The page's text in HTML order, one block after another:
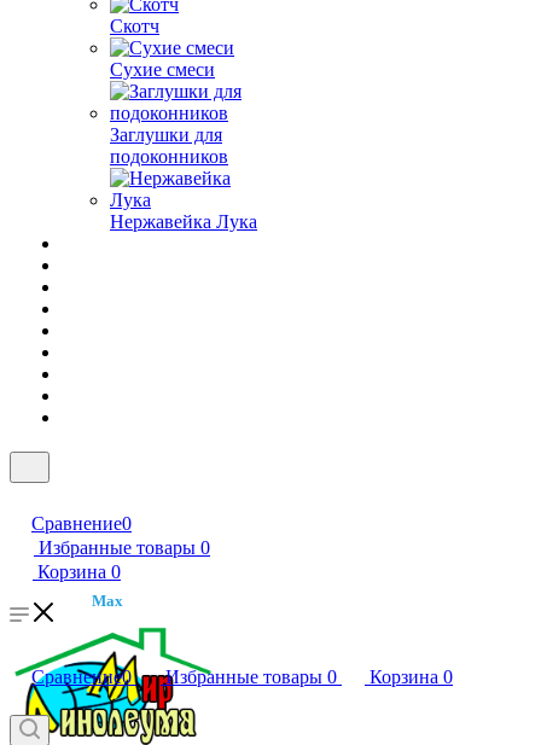
Скотч
Сухие смеси
Заглушки для
подоконников
Нержавейка Лука
Сравнение0
Избранные товары 0
Корзина 0
Max
Сравнение0 Избранные товары 0 Корзина 0